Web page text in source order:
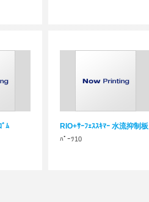
ﾞﾑ RIO+ｻｰﾌｪｽｽｷﾏｰ 水流抑制板
ﾊﾟｰﾂ10